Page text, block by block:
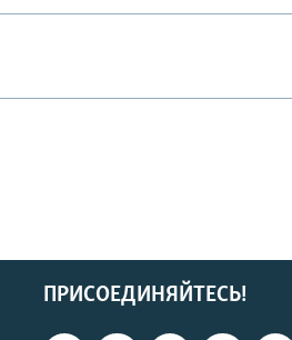
ПРИСОЕДИНЯЙТЕСЬ!